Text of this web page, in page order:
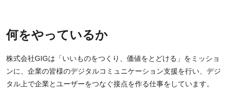
何をやっているか
株式会社GIGは「いいものをつくり、価値をとどける」をミッショ
ンに、企業の皆様のデジタルコミュニケーション支援を行い、デジ
タル上で企業とユーザーをつなぐ接点を作る仕事をしています。